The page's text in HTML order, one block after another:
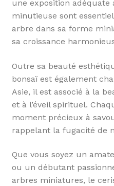
une exposition
minutieuse sont
arbre dans sa forme
sa croissance
Outre sa beauté
bonsaï est également
Asie, il est associé à la
et à l’éveil spirituel.
moment précieux à
rappelant la fugacité de
Que vous soyez un
ou un débutant
arbres miniatures, le